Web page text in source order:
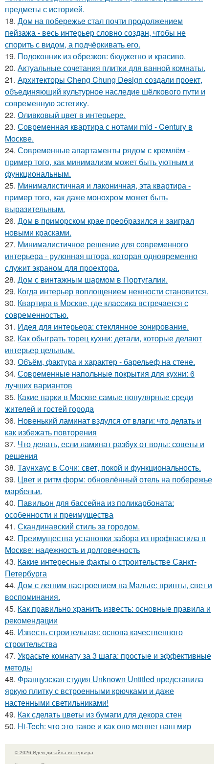
предметы с историей.
18. Дом на побережье стал почти продолжением
пейзажа - весь интерьер словно создан, чтобы не
спорить с видом, а подчёркивать его.
19. Подоконник из обрезков: бюджетно и красиво.
20. Актуальные сочетания плитки для ванной комнаты.
21. Архитекторы Cheng Chung Design создали проект,
объединяющий культурное наследие шёлкового пути и
современную эстетику.
22. Оливковый цвет в интерьере.
23. Современная квартира с нотами mid - Century в
Москве.
24. Современные апартаменты рядом с кремлём -
пример того, как минимализм может быть уютным и
функциональным.
25. Минималистичная и лаконичная, эта квартира -
пример того, как даже монохром может быть
выразительным.
26. Дом в приморском крае преобразился и заиграл
новыми красками.
27. Минималистичное решение для современного
интерьера - рулонная штора, которая одновременно
служит экраном для проектора.
28. Дом с винтажным шармом в Португалии.
29. Когда интерьер воплощением нежности становится.
30. Квартира в Москве, где классика встречается с
современностью.
31. Идея для интерьера: стеклянное зонирование.
32. Как обыграть торец кухни: детали, которые делают
интерьер цельным.
33. Объём, фактура и характер - барельеф на стене.
34. Современные напольные покрытия для кухни: 6
лучших вариантов
35. Какие парки в Москве самые популярные среди
жителей и гостей города
36. Новенький ламинат вздулся от влаги: что делать и
как избежать повторения
37. Что делать, если ламинат разбух от воды: советы и
решения
38. Таунхаус в Сочи: свет, покой и функциональность.
39. Цвет и ритм форм: обновлённый отель на побережье
марбельи.
40. Павильон для бассейна из поликарбоната:
особенности и преимущества
41. Скандинавский стиль за городом.
42. Преимущества установки забора из профнастила в
Москве: надежность и долговечность
43. Какие интересные факты о строительстве Санкт-
Петербурга
44. Дом с летним настроением на Мальте: принты, свет и
воспоминания.
45. Как правильно хранить известь: основные правила и
рекомендации
46. Известь строительная: основа качественного
строительства
47. Украсьте комнату за 3 шага: простые и эффективные
методы
48. Французская студия Unknown Untitled представила
яркую плитку с встроенными крючками и даже
настенными светильниками!
49. Как сделать цветы из бумаги для декора стен
50. Hi-Tech: что это такое и как оно меняет наш мир
© 2026 Идеи дизайна интерьера